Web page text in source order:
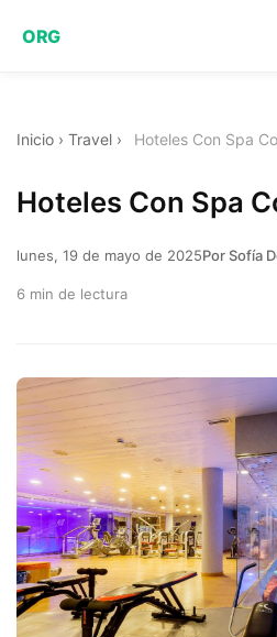
ORG
Inicio › Travel › Hoteles Con Spa
Hoteles Con Spa
lunes, 19 de mayo de 2025Por Sofía
6 min de lectura